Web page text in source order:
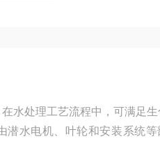
水处理工艺流程中，可满足
潜水电机、叶轮和安装系统等